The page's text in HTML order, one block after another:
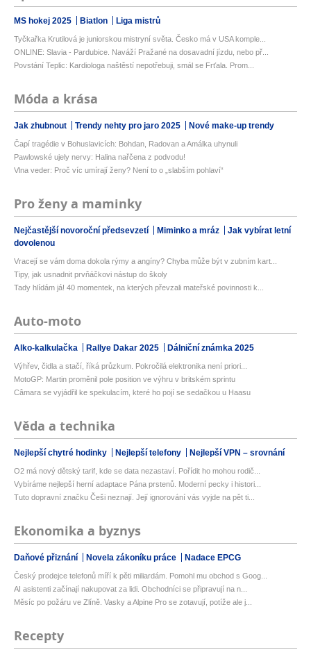
MS hokej 2025 Biatlon Liga mistrů
Tyčkařka Krutilová je juniorskou mistryní světa. Česko má v USA komple...
ONLINE: Slavia - Pardubice. Naváží Pražané na dosavadní jízdu, nebo př...
Povstání Teplic: Kardiologa naštěstí nepotřebuji, smál se Frťala. Prom...
Móda a krása
Jak zhubnout Trendy nehty pro jaro 2025 Nové make-up trendy
Čapí tragédie v Bohuslavicích: Bohdan, Radovan a Amálka uhynuli
Pawlowské ujely nervy: Halina nařčena z podvodu!
Vlna veder: Proč víc umírají ženy? Není to o „slabším pohlaví“
Pro ženy a maminky
Nejčastější novoroční předsevzetí Miminko a mráz
Jak vybírat letní
dovolenou
Vracejí se vám doma dokola rýmy a angíny? Chyba může být v zubním kart...
Tipy, jak usnadnit prvňáčkovi nástup do školy
Tady hlídám já! 40 momentek, na kterých převzali mateřské povinnosti k...
Auto-moto
Alko-kalkulačka Rallye Dakar 2025 Dálniční známka 2025
Výhřev, čidla a stačí, říká průzkum. Pokročilá elektronika není priori...
MotoGP: Martin proměnil pole position ve výhru v britském sprintu
Câmara se vyjádřil ke spekulacím, které ho pojí se sedačkou u Haasu
Věda a technika
Nejlepší chytré hodinky Nejlepší telefony Nejlepší VPN – srovnání
O2 má nový dětský tarif, kde se data nezastaví. Pořídit ho mohou rodič...
Vybíráme nejlepší herní adaptace Pána prstenů. Moderní pecky i histori...
Tuto dopravní značku Češi neznají. Její ignorování vás vyjde na pět ti...
Ekonomika a byznys
Daňové přiznání Novela zákoníku práce Nadace EPCG
Český prodejce telefonů míří k pěti miliardám. Pomohl mu obchod s Goog...
AI asistenti začínají nakupovat za lidi. Obchodníci se připravují na n...
Měsíc po požáru ve Zlíně. Vasky a Alpine Pro se zotavují, potíže ale j...
Recepty